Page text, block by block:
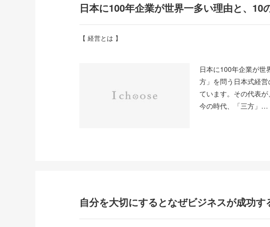
日本に100年企業が世界一多い理由と、10
【 経営とは 】
日本に100年企業が世
方」を問う日本式経
ています。その代表
今の時代、「三方」…
自分を大切にするとなぜビジネスが成功